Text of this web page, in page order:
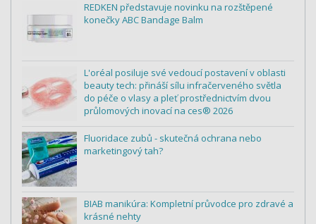
REDKEN představuje novinku na rozštěpené
konečky ABC Bandage Balm
L'oréal posiluje své vedoucí postavení v oblasti
beauty tech: přináší sílu infračerveného světla
do péče o vlasy a pleť prostřednictvím dvou
průlomových inovací na ces® 2026
Fluoridace zubů - skutečná ochrana nebo
marketingový tah?
BIAB manikúra: Kompletní průvodce pro zdravé a
krásné nehty